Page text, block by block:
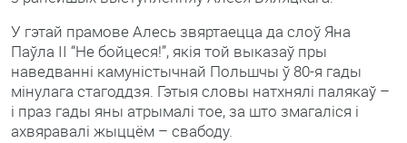
У гэтай прамове Алесь звяртаецца да слоў Яна
Паўла II “Не бойцеся!”, якія той выказаў пры
наведванні камуністычнай Польшчы ў 80-я гады
мінулага стагоддзя. Гэтыя словы натхнялі палякаў –
і праз гады яны атрымалі тое, за што змагаліся і
ахвяравалі жыццём – свабоду.